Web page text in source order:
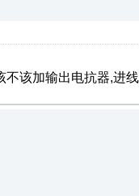
该加输出电抗器,进